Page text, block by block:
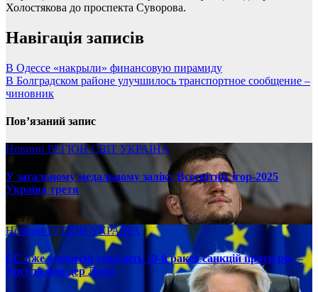
Холостякова до проспекта Суворова.
Навігація записів
В Одессе «накрыли» финансовую пирамиду
В Болградском районе улучшилось транспортное сообщение –
чиновник
Пов’язаний запис
Новини РЕГІОНСВІТ УКРАЇНА
У загальному медальному заліку Всесвітніх ігор-2025
Україна третя
08.17.2025
НовиниРЕГІОН УКРАЇНА
ЄС вже у вересні ухвалить 19-й ракет санкцій проти рф, –
Урсула фон дер Ляєн